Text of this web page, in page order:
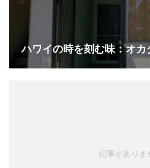
ハワイの時を刻む味：オカ
記事がありま